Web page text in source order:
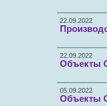
22.09.2022
22.09.2022
Объекты
05.09.2022
Объекты